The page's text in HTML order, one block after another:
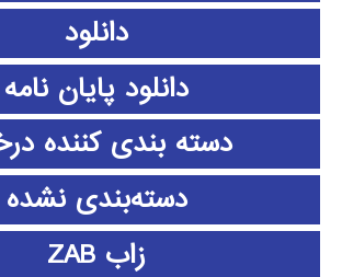
دانلود
دانلود پايان نامه
دسته بندی کننده
دسته‌بندی نشده
زاب ZAB